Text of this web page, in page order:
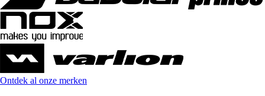
Ontdek al onze merken